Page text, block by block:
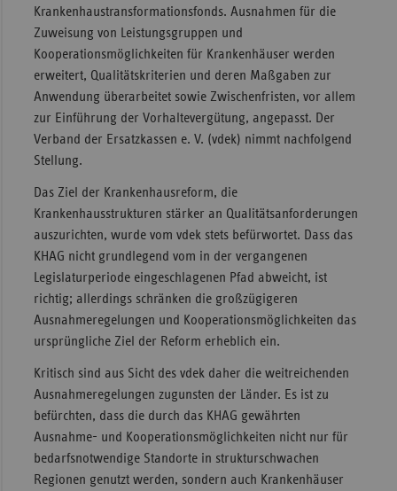
Krankenhaustransformationsfonds. Ausnahmen für die
Zuweisung von Leistungsgruppen und
Kooperationsmöglichkeiten für Krankenhäuser werden
erweitert, Qualitätskriterien und deren Maßgaben zur
Anwendung überarbeitet sowie Zwischenfristen, vor allem
zur Einführung der Vorhaltevergütung, angepasst. Der
Verband der Ersatzkassen e. V. (vdek) nimmt nachfolgend
Stellung.
Das Ziel der Krankenhausreform, die
Krankenhausstrukturen stärker an Qualitätsanforderungen
auszurichten, wurde vom vdek stets befürwortet. Dass das
KHAG nicht grundlegend vom in der vergangenen
Legislaturperiode eingeschlagenen Pfad abweicht, ist
richtig; allerdings schränken die großzügigeren
Ausnahmeregelungen und Kooperationsmöglichkeiten das
ursprüngliche Ziel der Reform erheblich ein.
Kritisch sind aus Sicht des vdek daher die weitreichenden
Ausnahmeregelungen zugunsten der Länder. Es ist zu
befürchten, dass die durch das KHAG gewährten
Ausnahme- und Kooperationsmöglichkeiten nicht nur für
bedarfsnotwendige Standorte in strukturschwachen
Regionen genutzt werden, sondern auch Krankenhäuser